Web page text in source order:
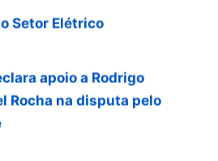
apoio a Rodrigo
Rocha na disputa pelo
um mundo que não